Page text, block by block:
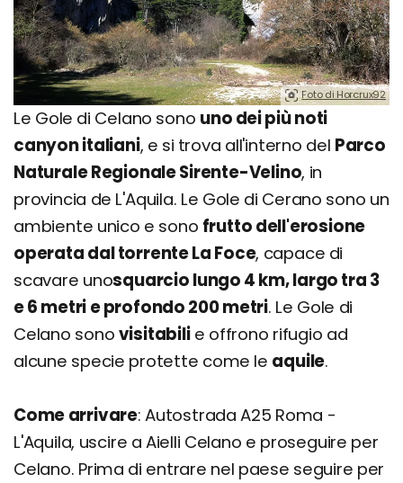
Foto di Horcrux92
Le Gole di Celano sono uno dei più noti
canyon italiani, e si trova all'interno del Parco
Naturale Regionale Sirente-Velino, in
provincia de L'Aquila. Le Gole di Cerano sono un
ambiente unico e sono frutto dell'erosione
operata dal torrente La Foce, capace di
scavare unosquarcio lungo 4 km, largo tra 3
e 6 metri e profondo 200 metri. Le Gole di
Celano sono visitabilie offrono rifugio ad
alcune specie protette come le aquile.
Come arrivare: Autostrada A25 Roma -
L'Aquila, uscire a Aielli Celano e proseguire per
Celano. Prima di entrare nel paese seguire per